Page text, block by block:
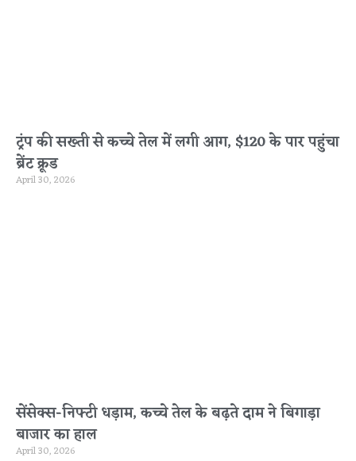
ट्रंप की सख्ती से कच्चे तेल में लगी आग, $120 के पार पहुंचा
ब्रेंट क्रूड
April 30, 2026
सेंसेक्स-निफ्टी धड़ाम, कच्चे तेल के बढ़ते दाम ने बिगाड़ा
बाजार का हाल
April 30, 2026